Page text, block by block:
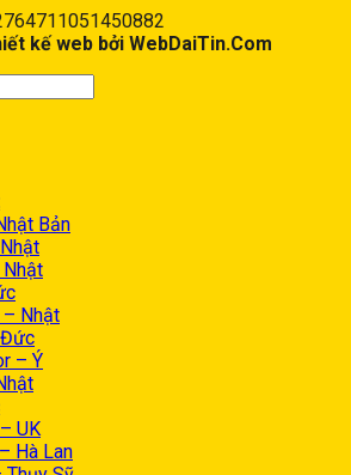
kế web bởi WebDaiTin.Com
Bản
Nhật
– Nhật
– Ý
UK
Hà Lan